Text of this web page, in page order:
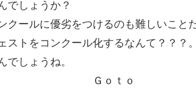
でしょうか？
ールに優劣をつけるのも難しいこと
トをコンクール化するなんて？？？。
しょうね。
ｏ